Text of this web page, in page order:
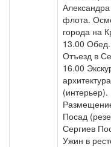
флота.
города на
13.00 Обед.
Отъезд в
16.00
(интерьер).
Посад
Сергиев
Ужин в